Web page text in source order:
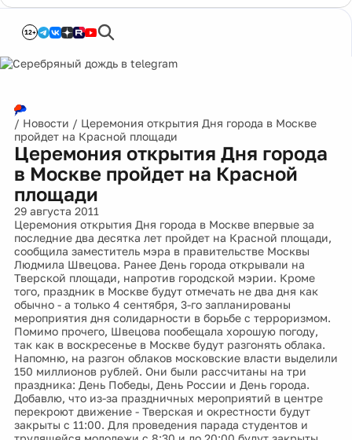
12+
/ Новости / Церемония открытия Дня города в Москве
пройдет на Красной площади
Церемония открытия Дня города
в Москве пройдет на Красной
площади
29 августа 2011
Церемония открытия Дня города в Москве впервые за
последние два десятка лет пройдет на Красной площади,
сообщила заместитель мэра в правительстве Москвы
Людмила Швецова. Ранее День города открывали на
Тверской площади, напротив городской мэрии. Кроме
того, праздник в Москве будут отмечать не два дня как
обычно - а только 4 сентября, 3-го запланированы
мероприятия дня солидарности в борьбе с терроризмом.
Помимо прочего, Швецова пообещала хорошую погоду,
так как в воскресенье в Москве будут разгонять облака.
Напомню, на разгон облаков московские власти выделили
150 миллионов рублей. Они были рассчитаны на три
праздника: День Победы, День России и День города.
Добавлю, что из-за праздничных мероприятий в центре
перекроют движение - Тверская и окрестности будут
закрыты с 11:00. Для проведения парада студентов и